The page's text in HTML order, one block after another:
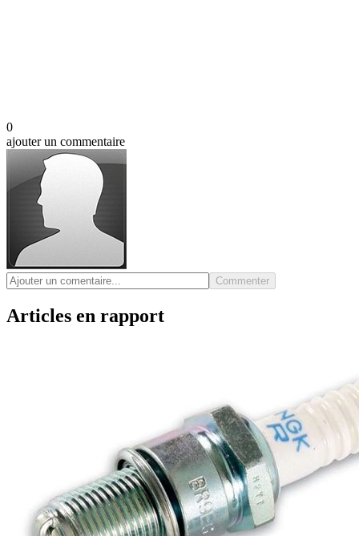
0
ajouter un commentaire
Commenter
Articles en rapport